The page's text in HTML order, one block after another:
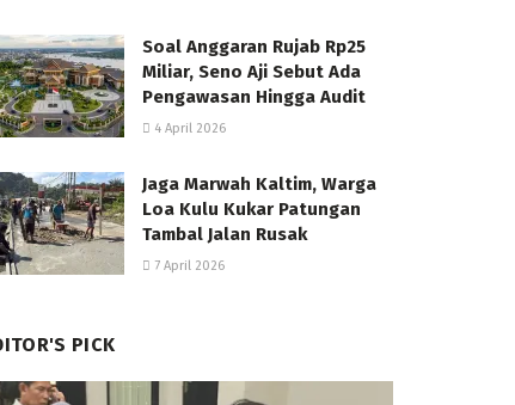
Soal Anggaran Rujab Rp25
Miliar, Seno Aji Sebut Ada
Pengawasan Hingga Audit
4 April 2026
Jaga Marwah Kaltim, Warga
Loa Kulu Kukar Patungan
Tambal Jalan Rusak
7 April 2026
PICK